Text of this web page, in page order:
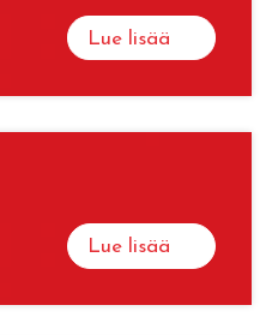
Lue lisää
Lue lisää